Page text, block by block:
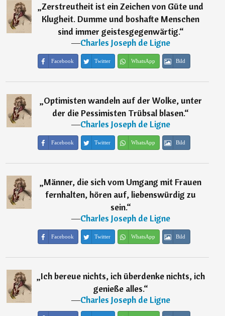
„Zerstreutheit ist ein Zeichen von Güte und
Klugheit. Dumme und boshafte Menschen
sind immer geistesgegenwärtig.“
―Charles Joseph de Ligne
Facebook Twitter WhatsApp Bild
„Optimisten wandeln auf der Wolke, unter
der die Pessimisten Trübsal blasen.“
―Charles Joseph de Ligne
Facebook Twitter WhatsApp Bild
„Männer, die sich vom Umgang mit Frauen
fernhalten, hören auf, liebenswürdig zu
sein.“
―Charles Joseph de Ligne
Facebook Twitter WhatsApp Bild
„Ich bereue nichts, ich überdenke nichts, ich
genieße alles.“
―Charles Joseph de Ligne